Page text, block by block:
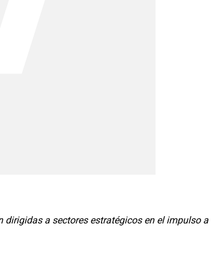
a sectores estratégicos en el impulso a